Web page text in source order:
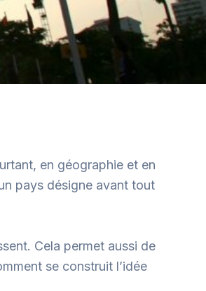
en géographie et en
pays désigne avant tout
Cela permet aussi de
se construit l’idée